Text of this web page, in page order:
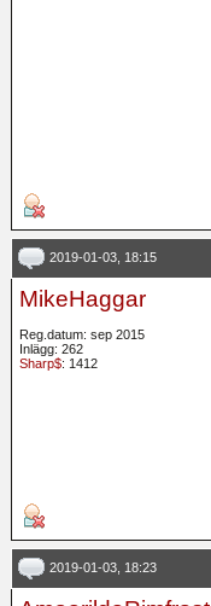
2019-01-03, 18:15
MikeHaggar
Reg.datum: sep 2015
Inlägg: 262
Sharp$: 1412
2019-01-03, 18:23